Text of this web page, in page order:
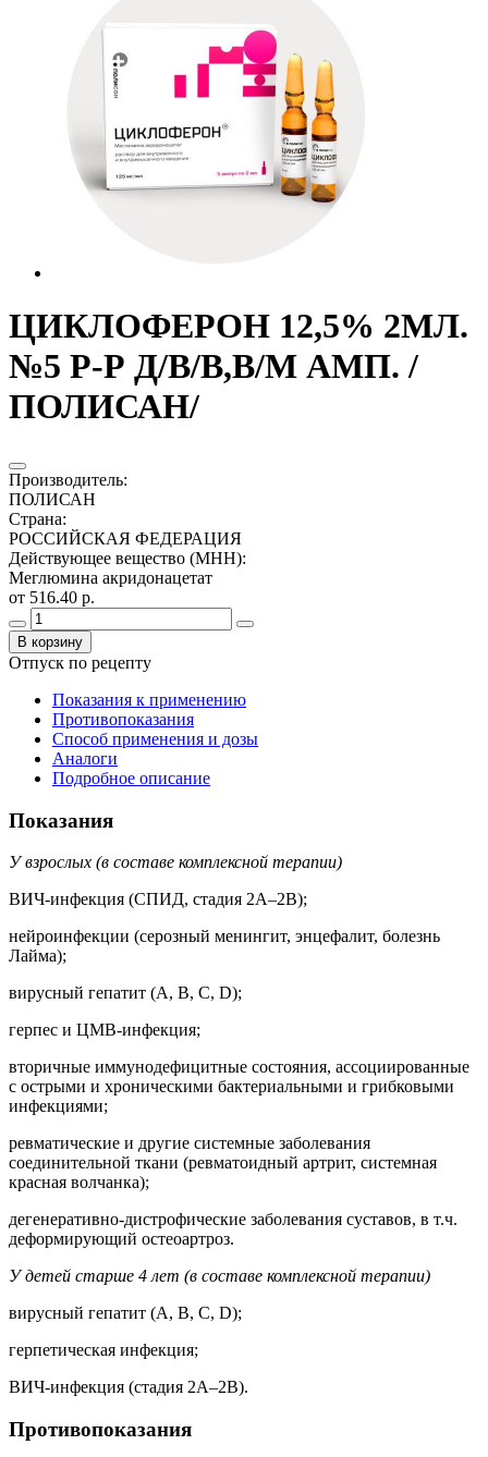
ЦИКЛОФЕРОН 12,5% 2МЛ.
№5 Р-Р Д/В/В,В/М АМП. /
ПОЛИСАН/
Производитель:
ПОЛИСАН
Страна:
РОССИЙСКАЯ ФЕДЕРАЦИЯ
Действующее вещество (МНН):
Меглюмина акридонацетат
от 516.40 р.
В корзину
Отпуск по рецепту
Показания к применению
Противопоказания
Способ применения и дозы
Аналоги
Подробное описание
Показания
У взрослых (в составе комплексной терапии)
ВИЧ-инфекция (СПИД, стадия 2А–2B);
нейроинфекции (серозный менингит, энцефалит, болезнь
Лайма);
вирусный гепатит (A, B, C, D);
герпес и ЦМВ-инфекция;
вторичные иммунодефицитные состояния, ассоциированные
с острыми и хроническими бактериальными и грибковыми
инфекциями;
ревматические и другие системные заболевания
соединительной ткани (ревматоидный артрит, системная
красная волчанка);
дегенеративно-дистрофические заболевания суставов, в т.ч.
деформирующий остеоартроз.
У детей старше 4 лет (в составе комплексной терапии)
вирусный гепатит (A, B, C, D);
герпетическая инфекция;
ВИЧ-инфекция (стадия 2А–2B).
Противопоказания